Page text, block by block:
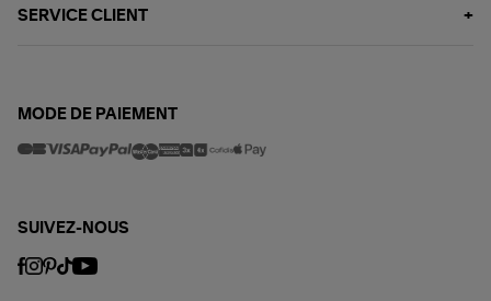
SERVICE CLIENT
MODE DE PAIEMENT
SUIVEZ-NOUS